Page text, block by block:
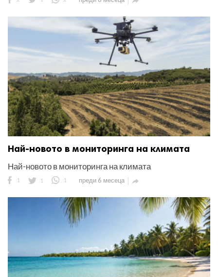
Най-новото в мониторинга на климата
Най-новото в мониторинга на климата
1 1 1 преди 6 месеца 